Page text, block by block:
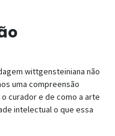
wittgensteiniana não
uma compreensão
curador e de como a arte
intelectual o que essa